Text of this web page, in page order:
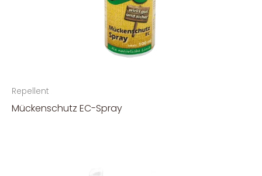
Repellent
Mückenschutz EC-Spray